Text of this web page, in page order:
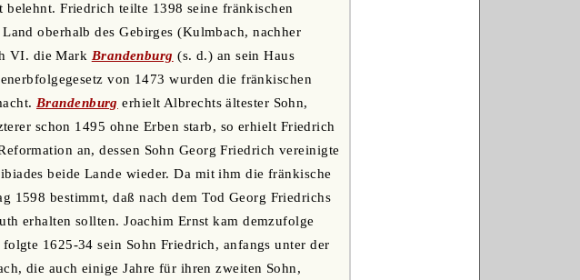
Friedrich teilte 1398 seine fränkischen
oberhalb des Gebirges (Kulmbach, nachher
VI. die Mark Brandenburg (s. d.) an sein Haus
von 1473 wurden die fränkischen
Brandenburg erhielt Albrechts ältester Sohn,
schon 1495 ohne Erben starb, so erhielt Friedrich
an, dessen Sohn Georg Friedrich vereinigte
beide Lande wieder. Da mit ihm die fränkische
1598 bestimmt, daß nach dem Tod Georg Friedrichs
erhalten sollten. Joachim Ernst kam demzufolge
1625-34 sein Sohn Friedrich, anfangs unter der
die auch einige Jahre für ihren zweiten Sohn,